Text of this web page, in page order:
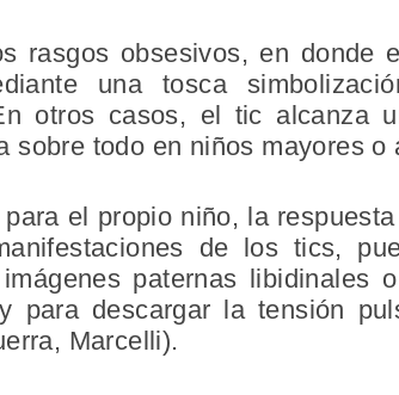
rasgos obsesivos, en donde
una tosca
otros casos, el tic alcanza
todo en niños mayores o
el propio niño, la
de los tics,
paternas libidinales
descargar la tensión
Marcelli).